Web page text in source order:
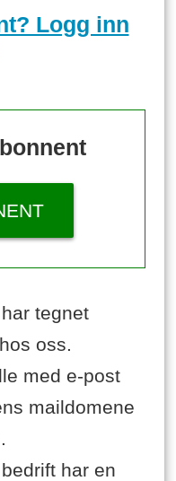
Logg inn
tegnet
oss.
med e-post
maildomene
har en